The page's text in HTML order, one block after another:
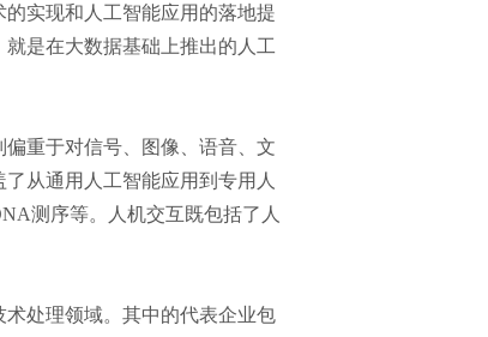
实现和人工智能应用的落地提
是在大数据基础上推出的人工
重于对信号、图像、语音、文
从通用人工智能应用到专用人
测序等。人机交互既包括了人
处理领域。其中的代表企业包